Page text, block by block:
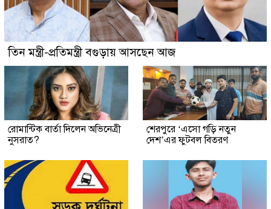
তিন মন্ত্রী-প্রতিমন্ত্রী বগুড়ায় আসছেন আজ
রোমান্টিক বার্তা দিলেন অভিনেত্রী
নুসরাত?
শেরপুরে ‘এসো গড়ি নতুন
দেশ’এর ফুটবল বিতরণ